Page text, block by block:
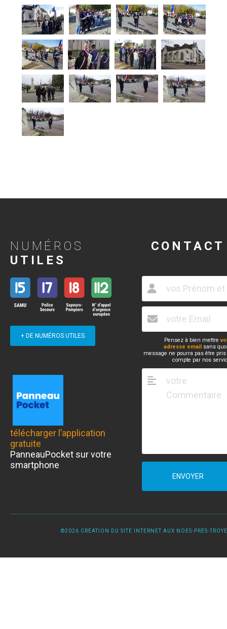
NUMÉROS
UTILES
+ DE NUMÉROS UTILES
télécharger l’application
gratuite
PanneauPocket sur votre
smartphone
CONTACT
Pensez à bien mettre
adresse email sans
message ne pourra pas être
compte par nos
ENVOYER
©2026 CRÉATION DU SITE INTERNET AUX NOËS-PRÈS-